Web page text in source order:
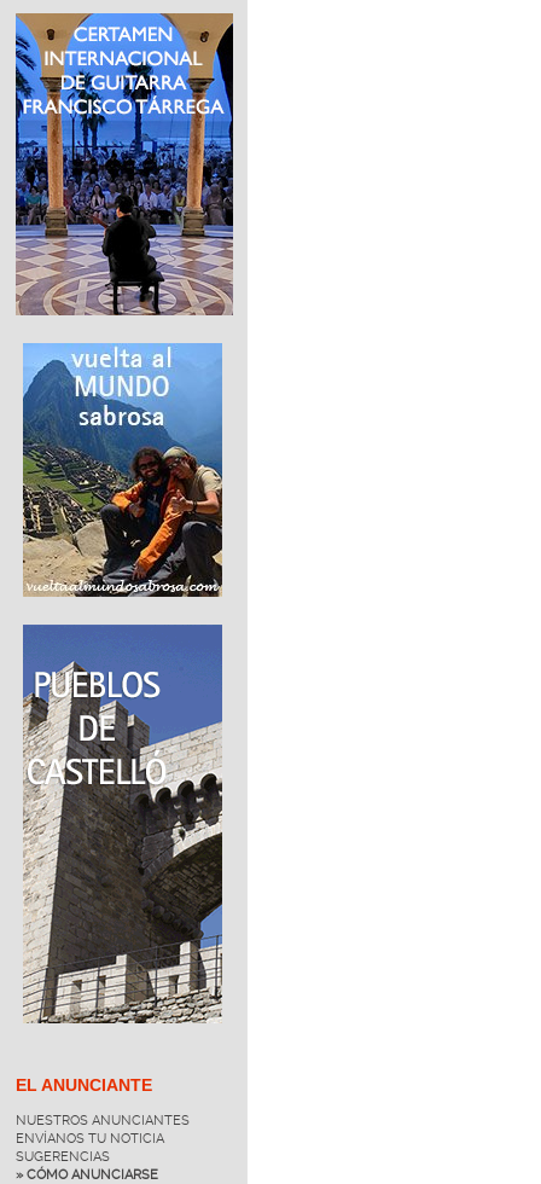
EL ANUNCIANTE
NUESTROS ANUNCIANTES
ENVÍANOS TU NOTICIA
SUGERENCIAS
» CÓMO ANUNCIARSE